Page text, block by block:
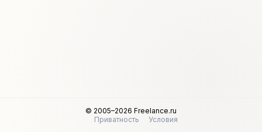
© 2005–2026 Freelance.ru
Приватность
Условия